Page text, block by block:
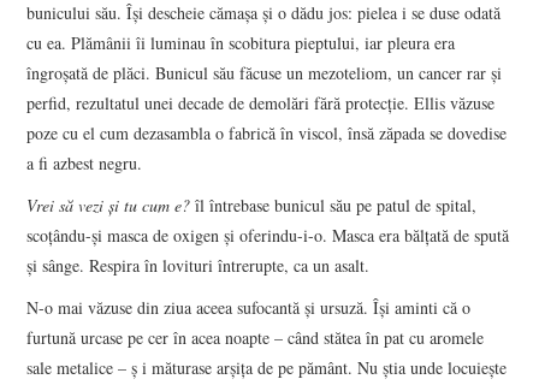
bunicului său. Își descheie cămașa și o dădu jos: pielea i se duse odată
cu ea. Plămânii îi luminau în scobitura pieptului, iar pleura era
îngroșată de plăci. Bunicul său făcuse un mezoteliom, un cancer rar și
perfid, rezultatul unei decade de demolări fără protecție. Ellis văzuse
poze cu el cum dezasambla o fabrică în viscol, însă zăpada se dovedise
a fi azbest negru.
Vrei să vezi și tu cum e? îl întrebase bunicul său pe patul de spital,
scoțându-și masca de oxigen și oferindu-i-o. Masca era bălțată de spută
și sânge. Respira în lovituri întrerupte, ca un asalt.
N-o mai văzuse din ziua aceea sufocantă și ursuză. Își aminti că o
furtună urcase pe cer în acea noapte – când stătea în pat cu aromele
sale metalice – ș i măturase arșița de pe pământ. Nu știa unde locuiește